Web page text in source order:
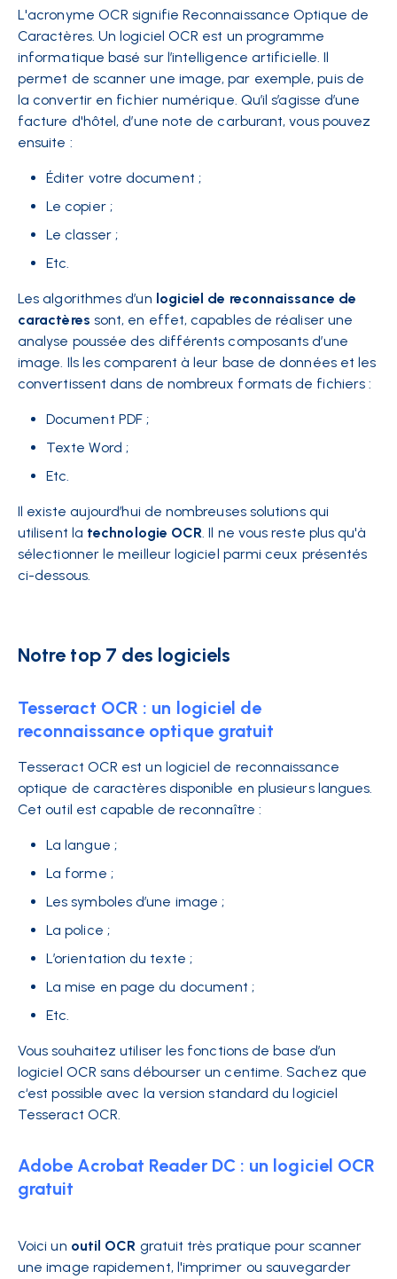
L'acronyme OCR signifie Reconnaissance Optique de
Caractères. Un logiciel OCR est un programme
informatique basé sur l’intelligence artificielle. Il
permet de scanner une image, par exemple, puis de
la convertir en fichier numérique. Qu’il s’agisse d’une
facture d'hôtel, d’une note de carburant, vous pouvez
ensuite :
Éditer votre document ;
Le copier ;
Le classer ;
Etc.
Les algorithmes d’un logiciel de reconnaissance de
caractères sont, en effet, capables de réaliser une
analyse poussée des différents composants d’une
image. Ils les comparent à leur base de données et les
convertissent dans de nombreux formats de fichiers :
Document PDF ;
Texte Word ;
Etc.
Il existe aujourd’hui de nombreuses solutions qui
utilisent la technologie OCR. Il ne vous reste plus qu'à
sélectionner le meilleur logiciel parmi ceux présentés
ci-dessous.
Notre top 7 des logiciels
Tesseract OCR : un logiciel de
reconnaissance optique gratuit
Tesseract OCR est un logiciel de reconnaissance
optique de caractères disponible en plusieurs langues.
Cet outil est capable de reconnaître :
La langue ;
La forme ;
Les symboles d’une image ;
La police ;
L’orientation du texte ;
La mise en page du document ;
Etc.
Vous souhaitez utiliser les fonctions de base d’un
logiciel OCR sans débourser un centime. Sachez que
c‘est possible avec la version standard du logiciel
Tesseract OCR.
Adobe Acrobat Reader DC : un logiciel OCR
gratuit
Voici un outil OCR gratuit très pratique pour scanner
une image rapidement, l'imprimer ou sauvegarder